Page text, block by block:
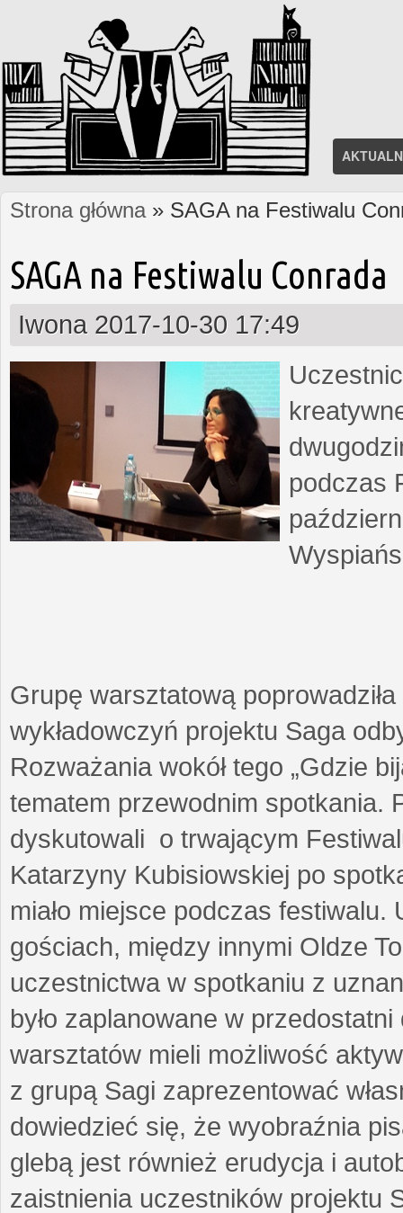
Jesteś tutaj
Strona główna» SAGA na Festiwalu
SAGA na Festiwalu Conrada
Iwona 2017-10-30 17:49
podczas
Grupę warsztatową
wykładowczyń projektu Saga
Rozważania wokół tego „Gdzie
tematem przewodnim spotkania.
dyskutowali o trwającym
Katarzyny Kubisiowskiej po
miało miejsce podczas
gościach, między innymi Oldze
uczestnictwa w spotkaniu z
było zaplanowane w
warsztatów mieli możliwość
z grupą Sagi zaprezentować
dowiedzieć się, że wyobraźnia
glebą jest również erudycja i
zaistnienia uczestników projektu